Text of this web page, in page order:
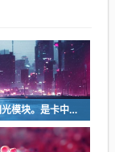
美国拟禁中国光模块。是卡中国脖子，还是先堵了自己的路？|大象财富